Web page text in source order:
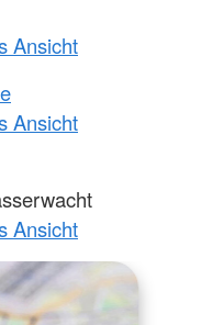
Ansicht
Ansicht
Ansicht